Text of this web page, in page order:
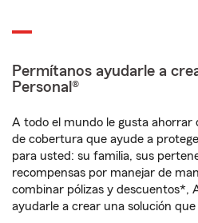
Permítanos ayudarle a
Personal®
A todo el mundo le gusta ahorrar
de cobertura que ayude a
para usted: su familia, sus
recompensas por manejar de
combinar pólizas y descuentos*,
ayudarle a crear una solución